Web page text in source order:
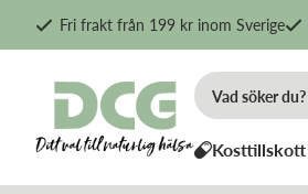
Fri frakt från 199 kr inom Sverige
Kosttillskott